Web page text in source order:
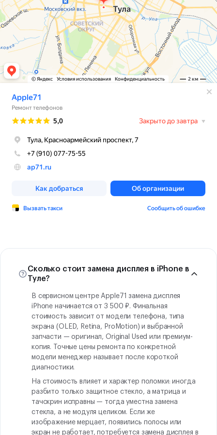
Сколько стоит замена дисплея в iPhone в
Туле?
В сервисном центре Apple71 замена дисплея
iPhone начинается от 3 500 ₽. Финальная
стоимость зависит от модели телефона, типа
экрана (OLED, Retina, ProMotion) и выбранной
запчасти — оригинал, Original Used или премиум-
копия. Точные цены ремонта по конкретной
модели менеджер называет после короткой
диагностики.
На стоимость влияет и характер поломки: иногда
разбито только защитное стекло, а матрица и
тачскрин исправны — тогда уместна замена
стекла, а не модуля целиком. Если же
изображение мерцает, появились полосы или
экран не работает, потребуется замена дисплея в